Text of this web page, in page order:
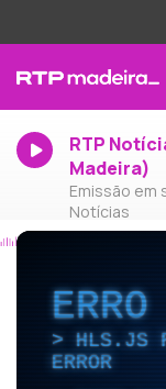
RTP
Madeira)
Emissão em
Notícias
HLS.JS
ERROR